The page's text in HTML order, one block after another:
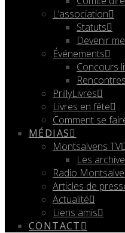
L’association
Statuts
Devenir
Événements
Concours
PrillyLivres
Livres en fête
Comment se
MÉDIAS
Montsalvens TV
Les
Radio
Articles de
Actualité
Liens amis
CONTACT